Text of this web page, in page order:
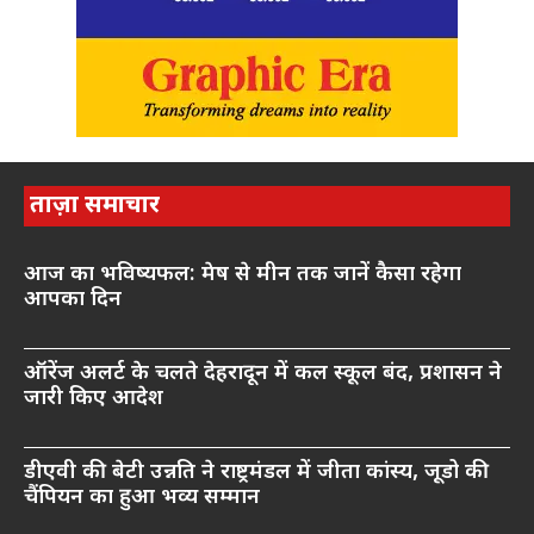
ताज़ा समाचार
आज का भविष्यफल: मेष से मीन तक जानें कैसा रहेगा
आपका दिन
ऑरेंज अलर्ट के चलते देहरादून में कल स्कूल बंद, प्रशासन ने
जारी किए आदेश
डीएवी की बेटी उन्नति ने राष्ट्रमंडल में जीता कांस्य, जूडो की
चैंपियन का हुआ भव्य सम्मान